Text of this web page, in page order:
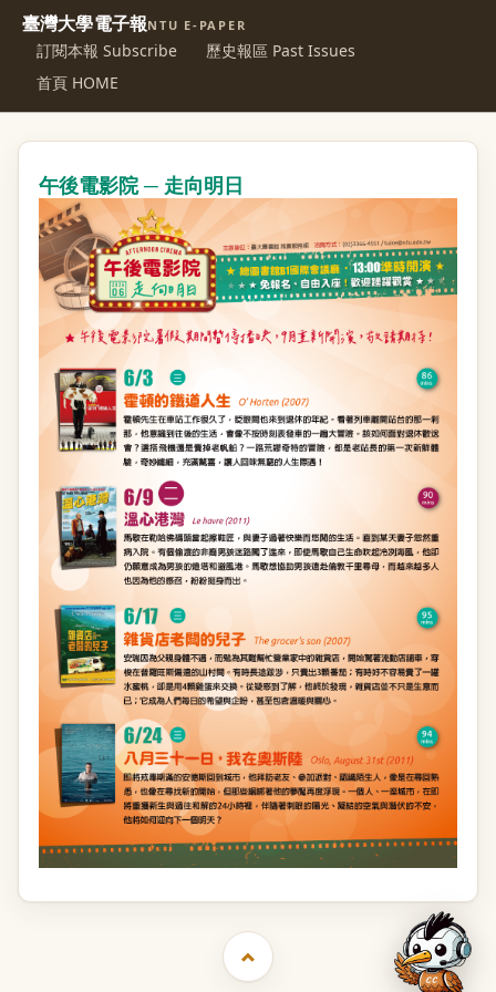
臺灣大學電子報NTU E-PAPER
訂閱本報 Subscribe
歷史報區 Past Issues
首頁 HOME
午後電影院 ─ 走向明日